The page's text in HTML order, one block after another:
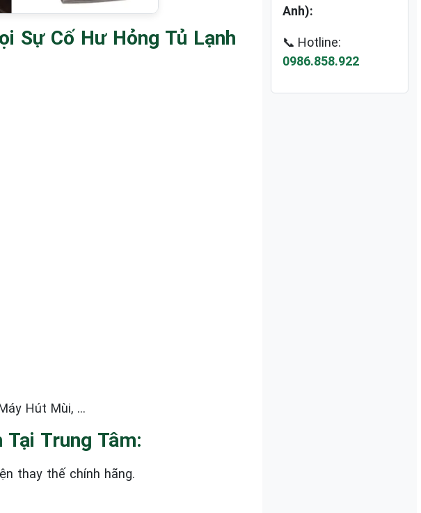
Sự Cố Hư Hỏng Tủ Lạnh
Hút Mùi, …
Tại Trung Tâm:
thay thế chính hãng.
Anh):
📞 Hotline:
0986.858.922